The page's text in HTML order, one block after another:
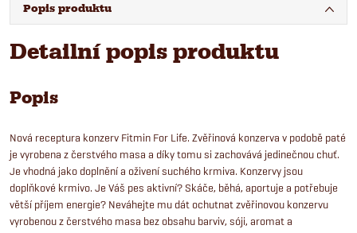
Popis produktu
Detailní popis produktu
Popis
Nová receptura konzerv Fitmin For Life. Zvěřinová konzerva v podobě paté
je vyrobena z čerstvého masa a díky tomu si zachovává jedinečnou chuť.
Je vhodná jako doplnění a oživení suchého krmiva. Konzervy jsou
doplňkové krmivo. Je Váš pes aktivní? Skáče, běhá, aportuje a potřebuje
větší příjem energie? Neváhejte mu dát ochutnat zvěřinovou konzervu
vyrobenou z čerstvého masa bez obsahu barviv, sóji, aromat a